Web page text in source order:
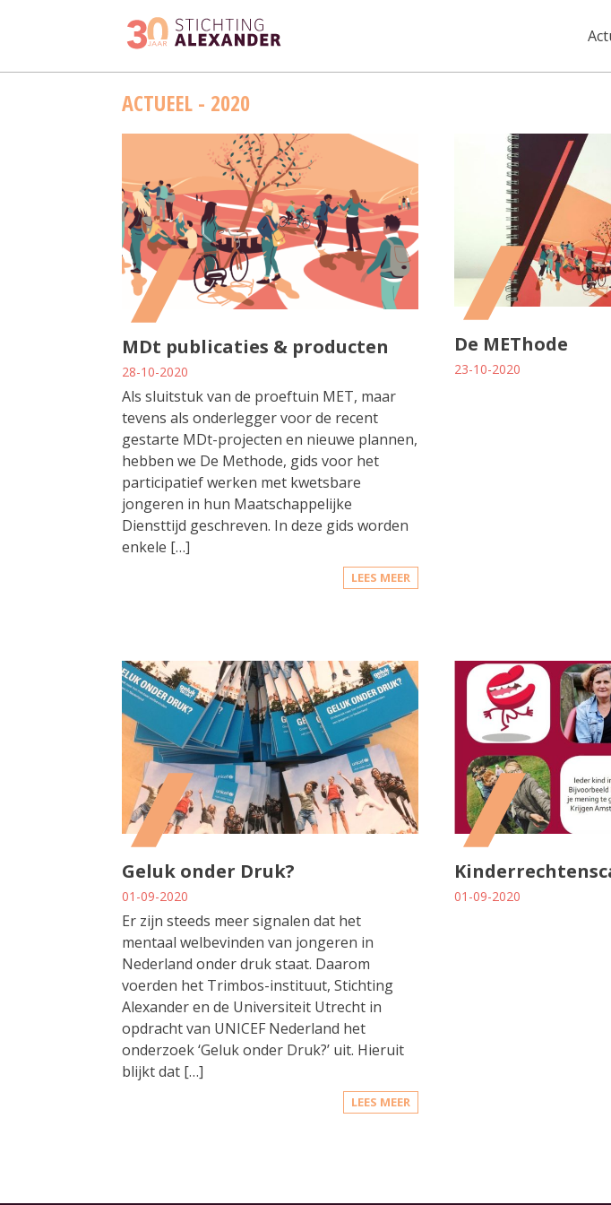
ACTUEEL - 2020
MDt publicaties & producten
28-10-2020
Als sluitstuk van de proeftuin MET, maar
tevens als onderlegger voor de recent
gestarte MDt-projecten en nieuwe plannen,
hebben we De Methode, gids voor het
participatief werken met kwetsbare
jongeren in hun Maatschappelijke
Diensttijd geschreven. In deze gids worden
enkele […]
LEES MEER
De METhode
23-10-2020
Geluk onder Druk?
01-09-2020
Er zijn steeds meer signalen dat het
mentaal welbevinden van jongeren in
Nederland onder druk staat. Daarom
voerden het Trimbos-instituut, Stichting
Alexander en de Universiteit Utrecht in
opdracht van UNICEF Nederland het
onderzoek ‘Geluk onder Druk?’ uit. Hieruit
blijkt dat […]
LEES MEER
01-09-2020